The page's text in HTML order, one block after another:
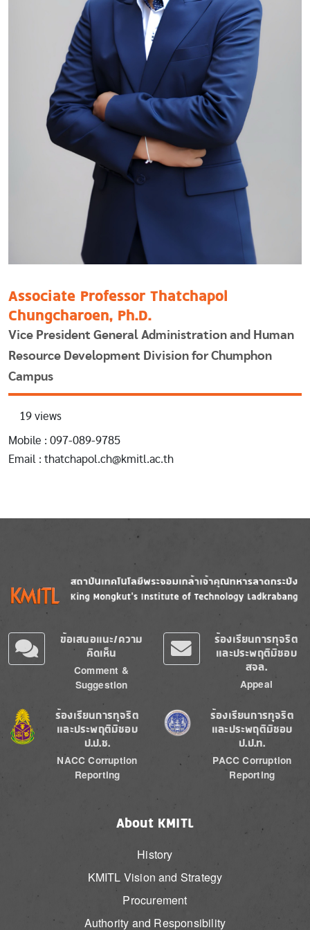
Associate Professor Thatchapol
Chungcharoen, Ph.D.
Vice President General Administration and Human
Resource Development Division for Chumphon
Campus
19 views
Mobile : 097-089-9785
Email : thatchapol.ch@kmitl.ac.th
Image
ข้อเสนอแนะ/ความ
คิดเห็น
Comment &
Suggestion
ร้องเรียนการทุจริต
และประพฤติมิชอบ
สจล.
Appeal
Image
ร้องเรียนการทุจริต
และประพฤติมิชอบ
ป.ป.ช.
NACC Corruption
Reporting
Image
ร้องเรียนการทุจริต
และประพฤติมิชอบ
ป.ป.ท.
PACC Corruption
Reporting
About KMITL
History
KMITL Vision and Strategy
Procurement
Authority and Responsibility